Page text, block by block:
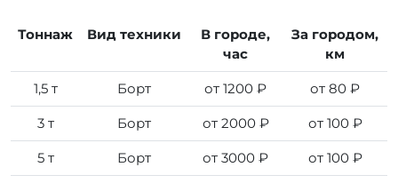
Тоннаж Вид техники
В городе,
час
За городом,
км
1,5 т Борт от 1200 ₽ от 80 ₽
3 т Борт от 2000 ₽ от 100 ₽
5 т Борт от 3000 ₽ от 100 ₽